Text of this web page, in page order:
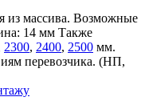
из массива. Возможные
14 мм Также
2300, 2400, 2500 мм.
перевозчика. (НП,